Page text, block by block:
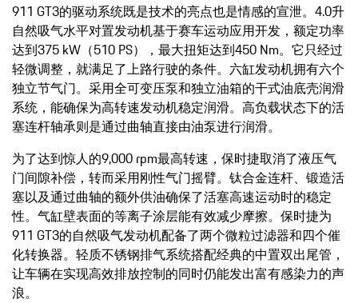
911 GT3的驱动系统既是技术的亮点也是情感的宣泄。4.0升
自然吸气水平对置发动机基于赛车运动应用开发，额定功率
达到375 kW（510 PS），最大扭矩达到450 Nm。它只经过
轻微调整，就满足了上路行驶的条件。六缸发动机拥有六个
独立节气门。采用全可变压泵和独立油箱的干式油底壳润滑
系统，能确保为高转速发动机稳定润滑。高负载状态下的活
塞连杆轴承则是通过曲轴直接由油泵进行润滑。
为了达到惊人的9,000 rpm最高转速，保时捷取消了液压气
门间隙补偿，转而采用刚性气门摇臂。钛合金连杆、锻造活
塞以及通过曲轴的额外供油确保了活塞高速运动时的稳定
性。气缸壁表面的等离子涂层能有效减少摩擦。保时捷为
911 GT3的自然吸气发动机配备了两个微粒过滤器和四个催
化转换器。轻质不锈钢排气系统搭配经典的中置双出尾管，
让车辆在实现高效排放控制的同时仍能发出富有感染力的声
浪。